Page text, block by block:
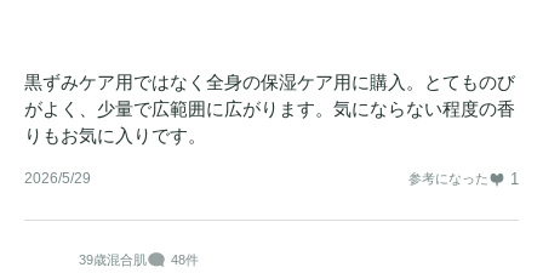
黒ずみケア用ではなく全身の保湿ケア用に購入。とてものび
がよく、少量で広範囲に広がります。気にならない程度の香
りもお気に入りです。
2026/5/29 参考になった 1
39歳混合肌 48件